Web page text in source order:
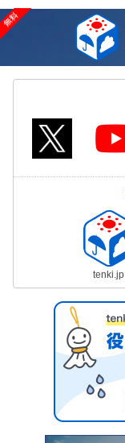
tenki.jp